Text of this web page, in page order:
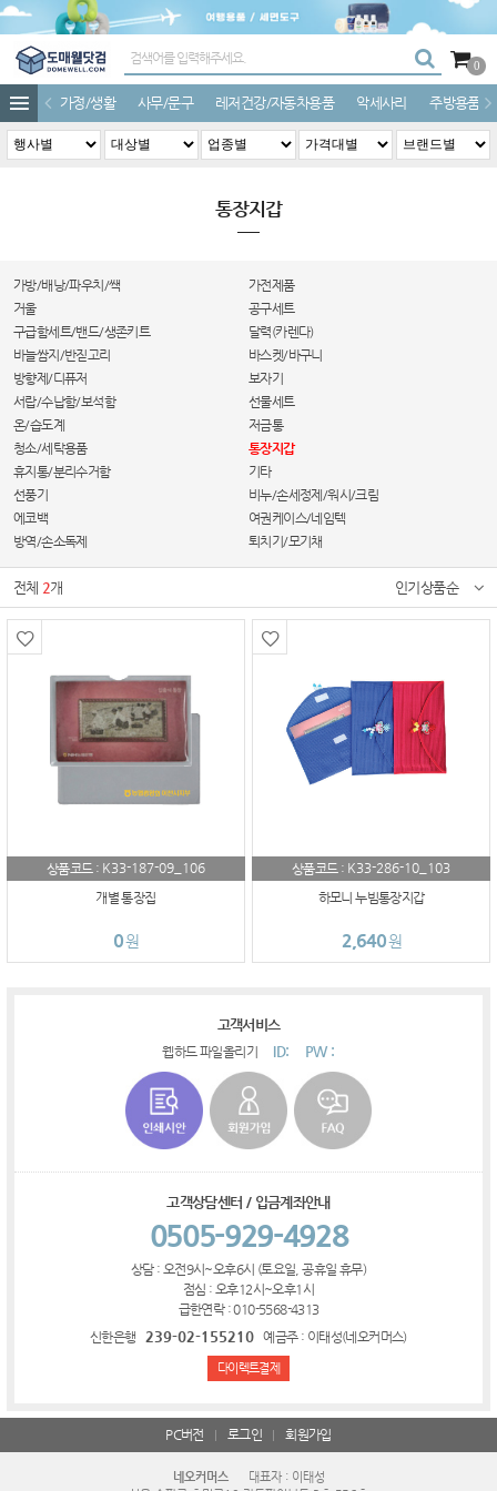
0
가정/생활 사무/문구 레저건강/자동차용품 악세사리 주방용품
통장지갑
가방/배낭/파우치/쌕
가전제품
거울
공구세트
구급함세트/밴드/생존키트
달력(카렌다)
바늘쌈지/반짇고리
바스켓/바구니
방향제/디퓨저
보자기
서랍/수납함/보석함
선물세트
온/습도계
저금통
청소/세탁용품
통장지갑
휴지통/분리수거함
기타
선풍기
비누/손세정제/워시/크림
에코백
여권케이스/네임텍
방역/손소독제
퇴치기/모기채
전체 2개 인기상품순
상품코드 : K33-187-09_106
개별 통장집
0원
상품코드 : K33-286-10_103
하모니 누빔통장지갑
2,640원
고객서비스
웹하드 파일올리기 ID: PW :
고객상담센터 / 입금계좌안내
0505-929-4928
상담 : 오전9시~오후6시 (토요일, 공휴일 휴무)
점심 : 오후12시~오후1시
급한연락 : 010-5568-4313
신한은행
239-02-155210 예금주 : 이태성(네오커머스)
다이렉트결제
PC버전 로그인 회원가입
네오커머스
대표자 : 이태성